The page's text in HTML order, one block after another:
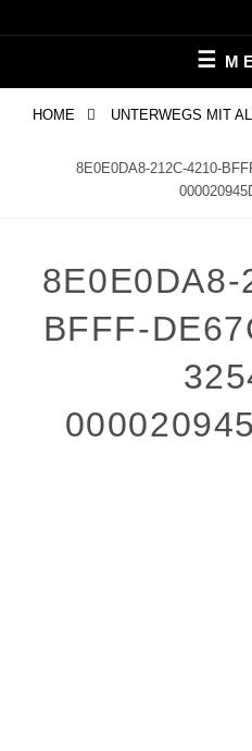
to
PERIFAIR
HOME UNTERWEGS MIT
8E0E0DA8-212C-4210-
BFFF-